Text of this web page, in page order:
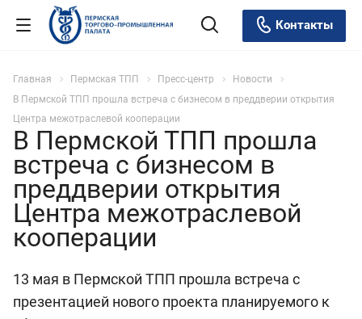
Контакты
Главная Пермская ТПП Пресс-центр
Новости
В Пермской ТПП прошла встреча с бизнесом в преддверии открытия
Центра межотраслевой кооперации
В Пермской ТПП прошла
встреча с бизнесом в
преддверии открытия
Центра межотраслевой
кооперации
13 мая в Пермской ТПП прошла встреча с
презентацией нового проекта планируемого к